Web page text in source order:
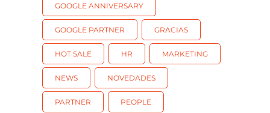
GOOGLE ANNIVERSARY
GOOGLE PARTNER GRACIAS
HOT SALE HR MARKETING
NEWS NOVEDADES
PARTNER PEOPLE